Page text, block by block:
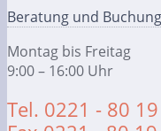
Beratung und Buchung
Montag bis Freitag
9:00 – 16:00 Uhr
Tel. 0221 - 80